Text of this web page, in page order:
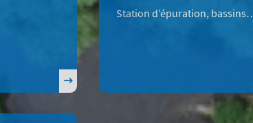
Station d’épuration,